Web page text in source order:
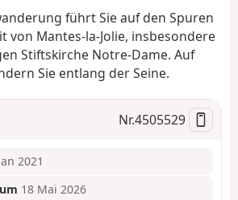
a
t
führt Sie auf den Spuren
von Mantes-la-Jolie, insbesondere
Stiftskirche Notre-Dame. Auf
Sie entlang der Seine.
Nr.4505529
2021
18 Mai 2026